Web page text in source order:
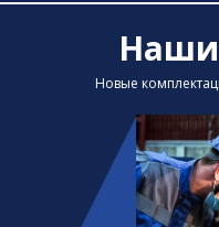
Наши
Новые